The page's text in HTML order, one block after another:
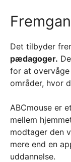
Det tilbyder
pædagoger.
for at
områder, hvor
ABCmouse er
mellem
modtager den
mere end en
uddannelse.